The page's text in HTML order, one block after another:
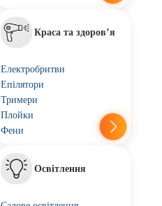
Краса та здоров’я
Електробритви
Епілятори
Тримери
Плойки
Фени
Освітлення